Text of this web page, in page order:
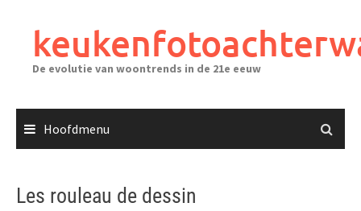
inhoudDe evolutie van woontrends in de 21e eeuw
Hoofdmenu
Les rouleau de dessin